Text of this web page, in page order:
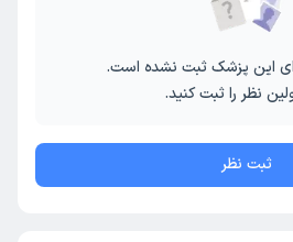
این پزشک ثبت نشده است.
نظر را ثبت کنید.
ثبت نظر